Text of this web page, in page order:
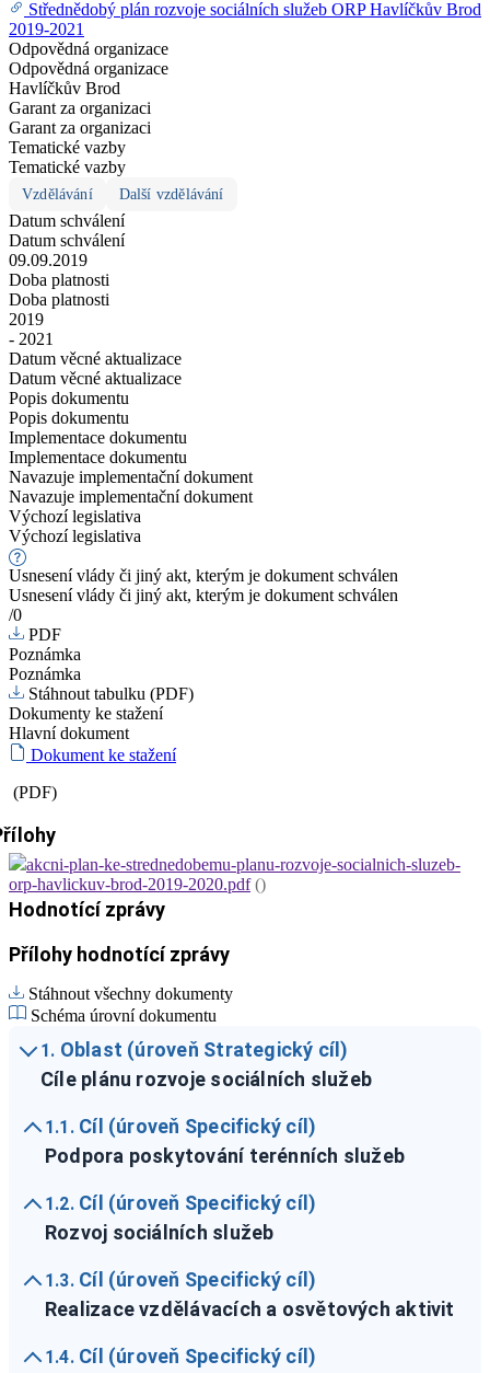
Střednědobý plán rozvoje sociálních služeb ORP Havlíčkův Brod
2019-2021
Odpovědná organizace
Odpovědná organizace
Havlíčkův Brod
Garant za organizaci
Garant za organizaci
Tematické vazby
Tematické vazby
Vzdělávání Další vzdělávání
Datum schválení
Datum schválení
09.09.2019
Doba platnosti
Doba platnosti
2019
- 2021
Datum věcné aktualizace
Datum věcné aktualizace
Popis dokumentu
Popis dokumentu
Implementace dokumentu
Implementace dokumentu
Navazuje implementační dokument
Navazuje implementační dokument
Výchozí legislativa
Výchozí legislativa
Usnesení vlády či jiný akt, kterým je dokument schválen
Usnesení vlády či jiný akt, kterým je dokument schválen
/0
PDF
Poznámka
Poznámka
Stáhnout tabulku (PDF)
Dokumenty ke stažení
Hlavní dokument
Dokument ke stažení
(PDF)
akcni-plan-ke-strednedobemu-planu-rozvoje-socialnich-sluzeb-
orp-havlickuv-brod-2019-2020.pdf()
Hodnotící zprávy
Přílohy hodnotící zprávy
Stáhnout všechny dokumenty
Schéma úrovní dokumentu
1. Oblast (úroveň Strategický cíl)
Cíle plánu rozvoje sociálních služeb
1.1. Cíl (úroveň Specifický cíl)
Podpora poskytování terénních služeb
1.2. Cíl (úroveň Specifický cíl)
Rozvoj sociálních služeb
1.3. Cíl (úroveň Specifický cíl)
Realizace vzdělávacích a osvětových aktivit
1.4. Cíl (úroveň Specifický cíl)